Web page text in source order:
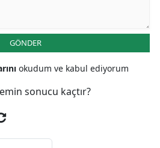
GÖNDER
okudum ve kabul ediyorum
sonucu kaçtır?